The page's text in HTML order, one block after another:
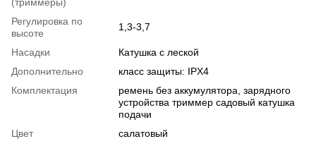
(триммеры)
Регулировка по
высоте
1,3-3,7
Насадки
Катушка с леской
Дополнительно
класс защиты: IPX4
Комплектация
ремень без аккумулятора, зарядного
устройства триммер садовый катушка
подачи
Цвет
салатовый